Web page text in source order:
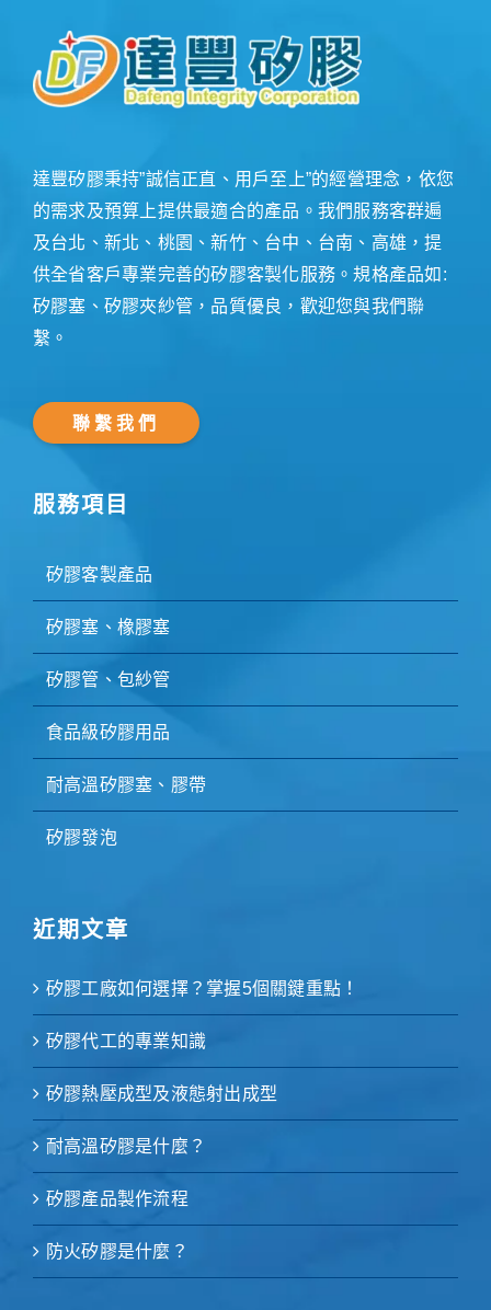
達豐矽膠秉持”誠信正直、用戶至上”的經營理念，依您
的需求及預算上提供最適合的產品。我們服務客群遍
及台北、新北、桃園、新竹、台中、台南、高雄，提
供全省客戶專業完善的矽膠客製化服務。規格產品如:
矽膠塞、矽膠夾紗管，品質優良，歡迎您與我們聯
繫。
聯繫我們
服務項目
矽膠客製產品
矽膠塞、橡膠塞
矽膠管、包紗管
食品級矽膠用品
耐高溫矽膠塞、膠帶
矽膠發泡
近期文章
矽膠工廠如何選擇？掌握5個關鍵重點！
矽膠代工的專業知識
矽膠熱壓成型及液態射出成型
耐高溫矽膠是什麼？
矽膠產品製作流程
防火矽膠是什麼？